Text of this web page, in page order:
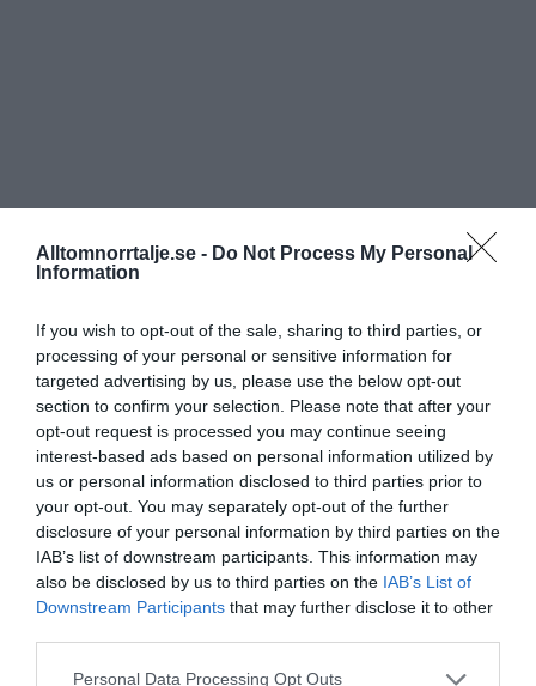
Alltomnorrtalje.se - Do Not Process My Personal
Information
If you wish to opt-out of the sale, sharing to third parties, or
processing of your personal or sensitive information for
targeted advertising by us, please use the below opt-out
section to confirm your selection. Please note that after your
opt-out request is processed you may continue seeing
interest-based ads based on personal information utilized by
us or personal information disclosed to third parties prior to
your opt-out. You may separately opt-out of the further
disclosure of your personal information by third parties on the
IAB’s list of downstream participants. This information may
also be disclosed by us to third parties on the IAB’s List of
Downstream Participants that may further disclose it to other
Personal Data Processing Opt Outs